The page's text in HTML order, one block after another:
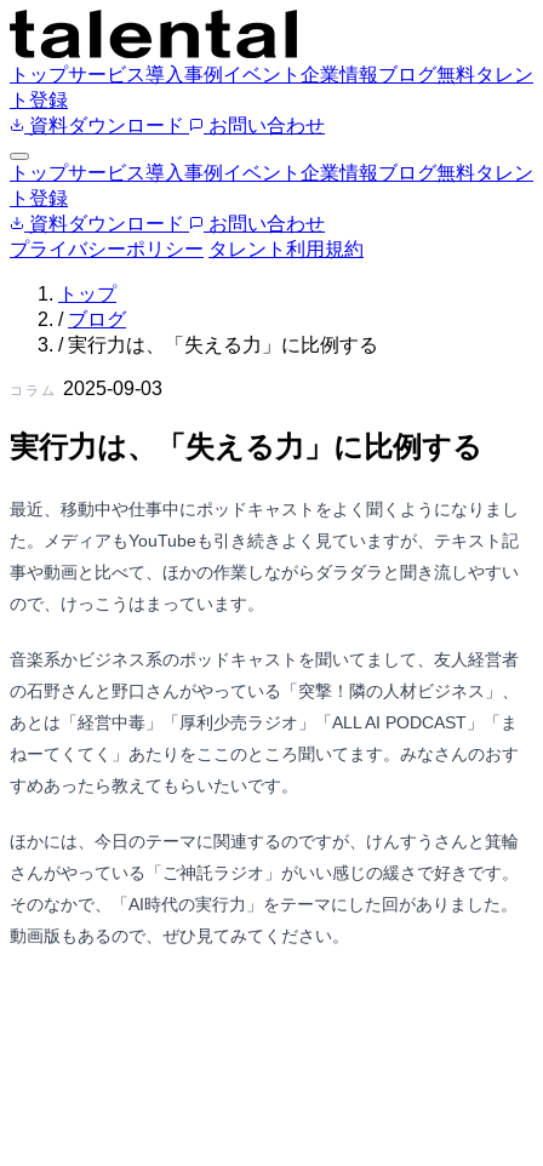
トップサービス導入事例 イベント 企業情報ブログ無料タレン
ト登録
資料ダウンロード
お問い合わせ
トップサービス導入事例 イベント 企業情報ブログ無料タレン
ト登録
資料ダウンロード
お問い合わせ
プライバシーポリシー タレント利用規約
トップ
/ ブログ
/ 実行力は、「失える力」に比例する
コラム 2025-09-03
実行力は、「失える力」に比例する
最近、移動中や仕事中にポッドキャストをよく聞くようになりまし
た。メディアもYouTubeも引き続きよく見ていますが、テキスト記
事や動画と比べて、ほかの作業しながらダラダラと聞き流しやすい
ので、けっこうはまっています。
音楽系かビジネス系のポッドキャストを聞いてまして、友人経営者
の石野さんと野口さんがやっている「突撃！隣の人材ビジネス」、
あとは「経営中毒」「厚利少売ラジオ」「ALL AI PODCAST」「ま
ねーてくてく」あたりをここのところ聞いてます。みなさんのおす
すめあったら教えてもらいたいです。
ほかには、今日のテーマに関連するのですが、けんすうさんと箕輪
さんがやっている「ご神託ラジオ」がいい感じの緩さで好きです。
そのなかで、「AI時代の実行力」をテーマにした回がありました。
動画版もあるので、ぜひ見てみてください。